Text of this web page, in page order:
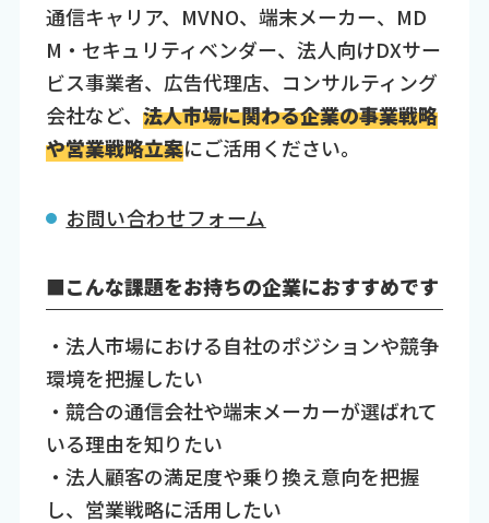
通信キャリア、MVNO、端末メーカー、MD
M・セキュリティベンダー、法人向けDXサー
ビス事業者、広告代理店、コンサルティング
会社など、 法人市場に関わる企業の事業戦略
や営業戦略立案にご活用ください。
お問い合わせフォーム
■こんな課題をお持ちの企業におすすめです
・法人市場における自社のポジションや競争
環境を把握したい
・競合の通信会社や端末メーカーが選ばれて
いる理由を知りたい
・法人顧客の満足度や乗り換え意向を把握
し、営業戦略に活用したい